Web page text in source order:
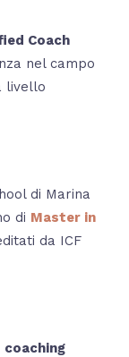
Coach
nel campo
livello
di Marina
di Master in
da ICF
coaching